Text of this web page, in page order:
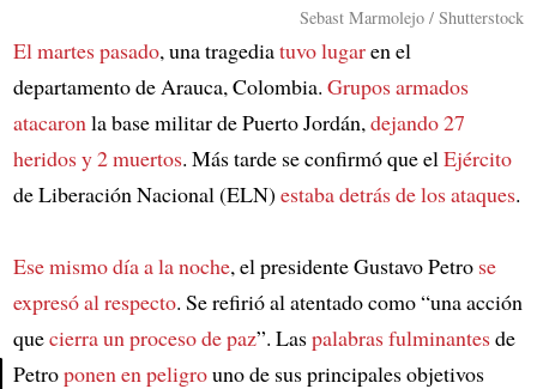
Sebast Marmolejo / Shutterstock
El martes pasado, una tragediatuvo lugaren el
departamento de Arauca, Colombia. Grupos armados
atacaronla base militar de Puerto Jordán,dejando 27
heridos y 2 muertos. Más tarde se confirmó que elEjército
de Liberación Nacional (ELN) estaba detrás de los ataques.
Ese mismo día a la noche, el presidente Gustavo Petro se
expresó al respecto. Se refirió al atentado como “una acción
quecierra un proceso de paz”. Laspalabras fulminantesde
Petroponen en peligrouno de sus principales objetivos